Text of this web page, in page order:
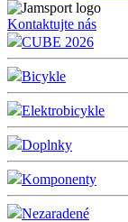
Kontaktujte nás
CUBE 2026
Bicykle
Elektrobicykle
Doplnky
Komponenty
Nezaradené